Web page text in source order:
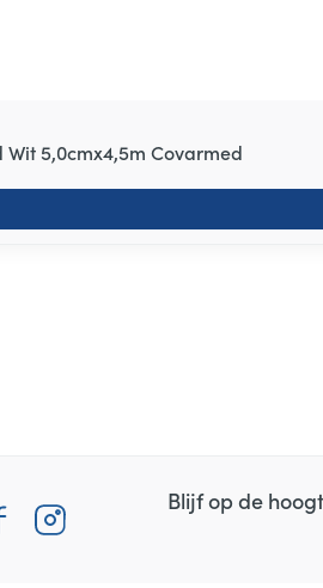
Wit 5,0cmx4,5m Covarmed
Blijf op de